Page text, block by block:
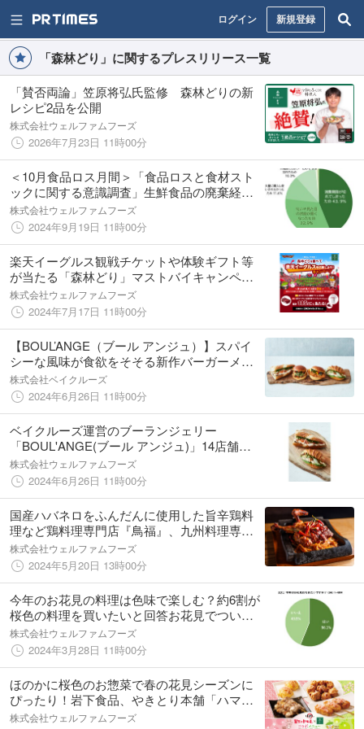
ログイン 新規登録
「森林どり」に関するプレスリリース一覧
「賛否両論」笠原将弘氏監修 森林どりの新
レシピ2品を公開
株式会社ウェルファムフーズ
2026年7月23日 11時00分
＜10月食品ロス月間＞「食品ロスと食材スト
ックに関する意識調査」生鮮食品の廃棄経験7
割5割以上が野菜、肉などの冷凍食材の活用に
積極的
株式会社ウェルファムフーズ
2024年9月19日 11時00分
楽天イーグルス観戦チケットや体験ギフト等
が当たる「森林どり」マストバイキャンペー
ン7月17日（水）から8月31日（土）まで開催
株式会社ウェルファムフーズ
2024年7月17日 11時00分
【BOUL’ANGE（ブール アンジュ）】スパイ
シーな風味が食欲をそそる新作バーガーメニ
ューが7月1日より発売開始
株式会社ベイクルーズ
2024年6月26日 11時00分
ベイクルーズ運営のブーランジェリー
「BOUL'ANGE(ブール アンジュ)」14店舗で
「森林どりと緑野菜の旨辛サンド」などを7月
1日から発売
株式会社ウェルファムフーズ
2024年6月26日 11時00分
国産ハバネロをふんだんに使用した旨辛鶏料
理など鶏料理専門店『鳥福』、九州料理専門
店『九州黒太鼓』で森林どりを使用したコラ
ボメニューを期間限定展開
株式会社ウェルファムフーズ
2024年5月20日 13時00分
今年のお花見の料理は色味で楽しむ？約6割が
桜色の料理を買いたいと回答お花見でつい買
ってしまう料理の人気ランキング1位は「唐揚
げ」！森林どりを使用したお花見シーズンに
ぴったりの料理をご紹介
株式会社ウェルファムフーズ
2024年3月28日 11時00分
ほのかに桜色のお惣菜で春の花見シーズンに
ぴったり！岩下食品、やきとり本舗「ハマケ
イ」と共同開発森林どりと岩下の新生姜を使
株式会社ウェルファムフーズ